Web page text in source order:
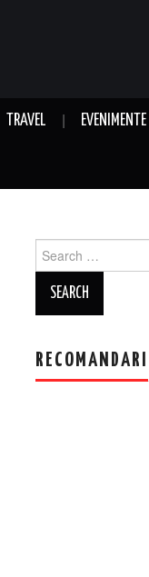
TRAVEL EVENIMENTE
for:
RECOMANDARI